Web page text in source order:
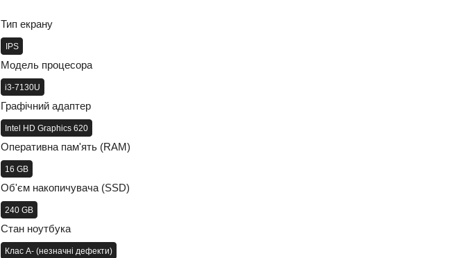
Тип екрану
IPS
Модель процесора
i3-7130U
Графічний адаптер
Intel HD Graphics 620
Оперативна пам'ять (RAM)
16 GB
Об'єм накопичувача (SSD)
240 GB
Стан ноутбука
Клас A- (незначні дефекти)